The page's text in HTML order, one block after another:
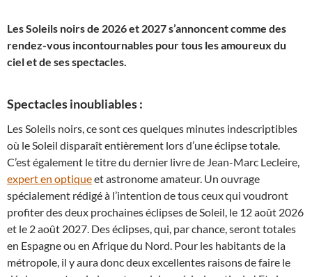
Les Soleils noirs de 2026 et 2027 s’annoncent comme des
rendez-vous incontournables pour tous les amoureux du
ciel et de ses spectacles.
Spectacles inoubliables :
Les Soleils noirs, ce sont ces quelques minutes indescriptibles
où le Soleil disparaît entièrement lors d’une éclipse totale.
C’est également le titre du dernier livre de Jean-Marc Lecleire,
expert en optiqueet astronome amateur. Un ouvrage
spécialement rédigé à l’intention de tous ceux qui voudront
profiter des deux prochaines éclipses de Soleil, le 12 août 2026
et le 2 août 2027. Des éclipses, qui, par chance, seront totales
en Espagne ou en Afrique du Nord. Pour les habitants de la
métropole, il y aura donc deux excellentes raisons de faire le